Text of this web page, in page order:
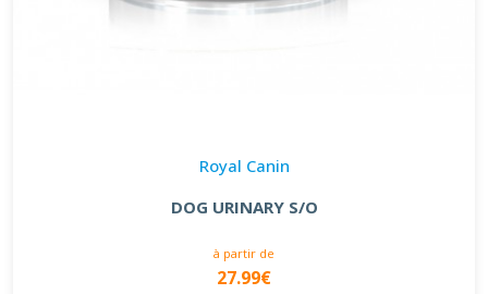
Royal Canin
DOG URINARY S/O
à partir de
27.99€